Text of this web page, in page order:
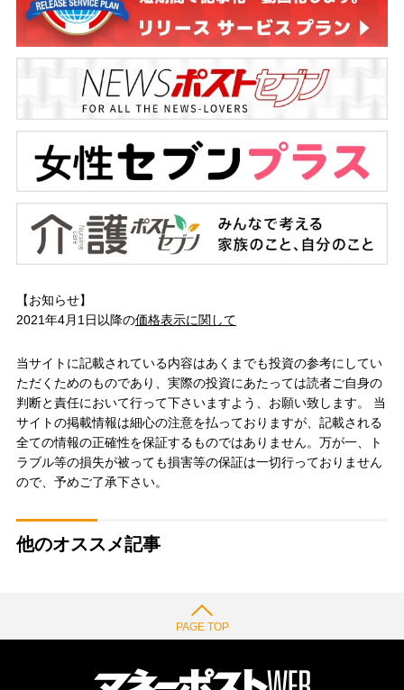
【お知らせ】
2021年4月1日以降の価格表示に関して
当サイトに記載されている内容はあくまでも投資の参考にしてい
ただくためのものであり、実際の投資にあたっては読者ご自身の
判断と責任において行って下さいますよう、お願い致します。 当
サイトの掲載情報は細心の注意を払っておりますが、記載される
全ての情報の正確性を保証するものではありません。万が一、ト
ラブル等の損失が被っても損害等の保証は一切行っておりません
ので、予めご了承下さい。
他のオススメ記事
PAGE TOP